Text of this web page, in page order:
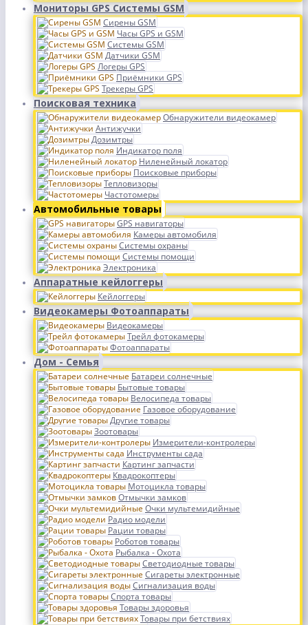
Мониторы GPS Системы GSM
Сирены GSM
Часы GPS и GSM
Системы GSM
Датчики GSM
Логеры GPS
Приёмники GPS
Трекеры GPS
Поисковая техника
Обнаружители видеокамер
Антижучки
Дозимтры
Индикатор поля
Ниленейный локатор
Поисковые приборы
Тепловизоры
Частотомеры
Автомобильные товары
GPS навигаторы
Камеры автомобиля
Системы охраны
Системы помощи
Электроника
Аппаратные кейлоггеры
Кейлоггеры
Видеокамеры Фотоаппараты
Видеокамеры
Трейл фотокамеры
Фотоаппараты
Дом - Семья
Батареи солнечные
Бытовые товары
Велосипеда товары
Газовое оборудование
Другие товары
Зоотовары
Измерители-контролеры
Инструменты сада
Картинг запчасти
Квадрокоптеры
Мотоцикла товары
Отмычки замков
Очки мультемидийные
Радио модели
Рации товары
Роботов товары
Рыбалка - Охота
Светодиодные товары
Сигареты электронные
Сигнализация воды
Спорта товары
Товары здоровья
Товары при бетствиях